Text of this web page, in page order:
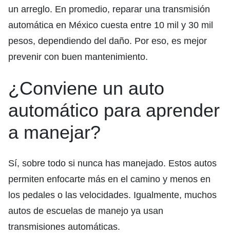
un arreglo. En promedio, reparar una transmisión
automática en México cuesta entre 10 mil y 30 mil
pesos, dependiendo del daño. Por eso, es mejor
prevenir con buen mantenimiento.
¿Conviene un auto
automático para aprender
a manejar?
Sí, sobre todo si nunca has manejado. Estos autos
permiten enfocarte más en el camino y menos en
los pedales o las velocidades. Igualmente, muchos
autos de escuelas de manejo ya usan
transmisiones automáticas.